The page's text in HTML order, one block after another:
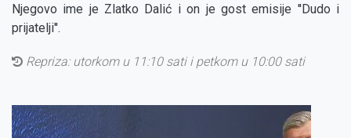
Njegovo ime je Zlatko Dalić i on je gost emisije ''Dudo i
prijatelji''.
Repriza: utorkom u 11:10 sati i petkom u 10:00 sati